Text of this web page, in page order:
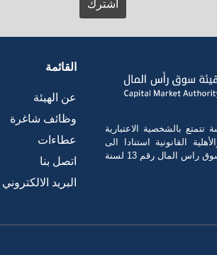
بالشخصية الاعتبارية
القانونية استنادا الى
المادة رقم 2 من قانون هيئة سوق راس المال رقم 13 لسنة
القائمة
عن الهيئة
وظائف شاغرة
عطاءات
اتصل بنا
البريد الالكتروني